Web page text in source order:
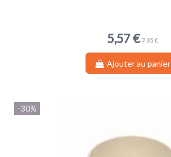
5,57 € 7,95 €
Ajouter au panier
-30%